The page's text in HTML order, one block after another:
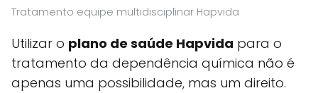
Tratamento equipe multidisciplinar Hapvida
Utilizar o plano de saúde Hapvida para o
tratamento da dependência química não é
apenas uma possibilidade, mas um direito.